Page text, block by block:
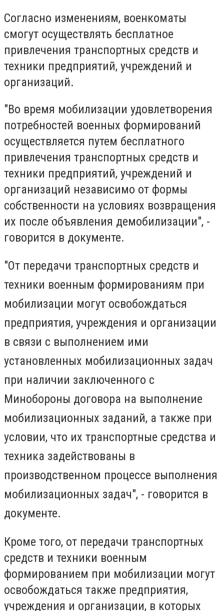
Согласно изменениям, военкоматы
смогут осуществлять бесплатное
привлечения транспортных средств и
техники предприятий, учреждений и
организаций.
"Во время мобилизации удовлетворения
потребностей военных формирований
осуществляется путем бесплатного
привлечения транспортных средств и
техники предприятий, учреждений и
организаций независимо от формы
собственности на условиях возвращения
их после объявления демобилизации", -
говорится в документе.
"От передачи транспортных средств и
техники военным формированиям при
мобилизации могут освобождаться
предприятия, учреждения и организации
в связи с выполнением ими
установленных мобилизационных задач
при наличии заключенного с
Минобороны договора на выполнение
мобилизационных заданий, а также при
условии, что их транспортные средства и
техника задействованы в
производственном процессе выполнения
мобилизационных задач", - говорится в
документе.
Кроме того, от передачи транспортных
средств и техники военным
формированием при мобилизации могут
освобождаться также предприятия,
учреждения и организации, в которых